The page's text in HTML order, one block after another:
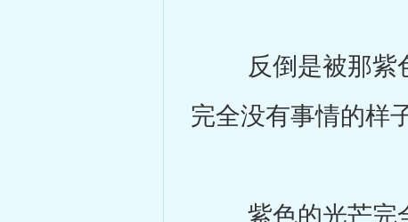
反倒是被那紫色
完全没有事情的样子
紫色的光芒完全